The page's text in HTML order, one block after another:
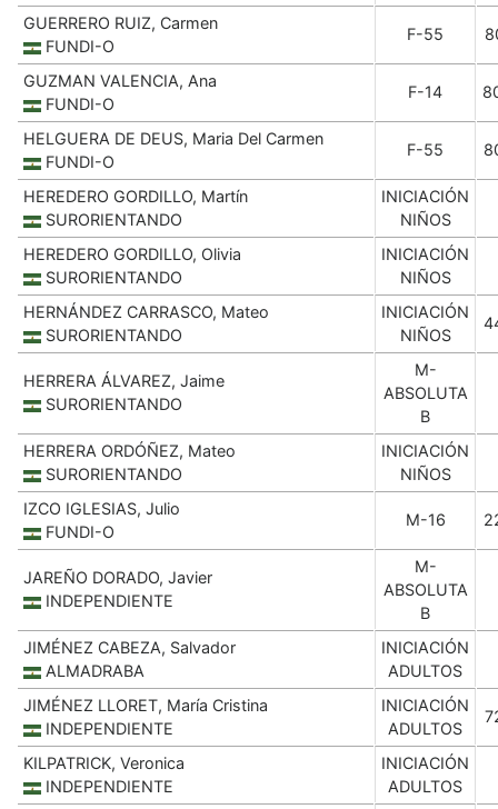
GUERRERO RUIZ, Carmen
FUNDI-O
F-55
GUZMAN VALENCIA, Ana
FUNDI-O
F-14
HELGUERA DE DEUS, Maria Del Carmen
FUNDI-O
F-55
HEREDERO GORDILLO, Martín
SURORIENTANDO
INICIACIÓN
NIÑOS
HEREDERO GORDILLO, Olivia
SURORIENTANDO
INICIACIÓN
NIÑOS
HERNÁNDEZ CARRASCO, Mateo
SURORIENTANDO
INICIACIÓN
NIÑOS
HERRERA ÁLVAREZ, Jaime
SURORIENTANDO
M-
ABSOLUTA
B
HERRERA ORDÓÑEZ, Mateo
SURORIENTANDO
INICIACIÓN
NIÑOS
IZCO IGLESIAS, Julio
FUNDI-O
M-16
JAREÑO DORADO, Javier
INDEPENDIENTE
M-
ABSOLUTA
B
JIMÉNEZ CABEZA, Salvador
ALMADRABA
INICIACIÓN
ADULTOS
JIMÉNEZ LLORET, María Cristina
INDEPENDIENTE
INICIACIÓN
ADULTOS
KILPATRICK, Veronica
INDEPENDIENTE
INICIACIÓN
ADULTOS